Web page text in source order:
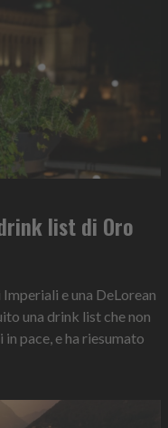
list di Oro
e una DeLorean
una drink list che non
pace, e ha riesumato